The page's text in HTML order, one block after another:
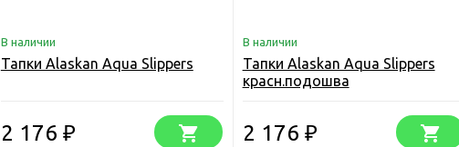
В наличии
Тапки Alaskan Aqua Slippers
2 176 ₽
В наличии
Тапки Alaskan Aqua Slippers
красн.подошва
2 176 ₽